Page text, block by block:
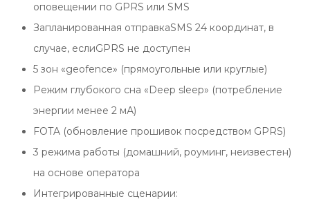
оповещении по GPRS или SMS
Запланированная отправкаSMS 24 координат, в
случае, еслиGPRS не доступен
5 зон «geofence» (прямоугольные или круглые)
Режим глубокого сна «Deep sleep» (потребление
энергии менее 2 мА)
FOTA (обновление прошивок посредством GPRS)
3 режима работы (домашний, роуминг, неизвестен)
на основе оператора
Интегрированные сценарии: